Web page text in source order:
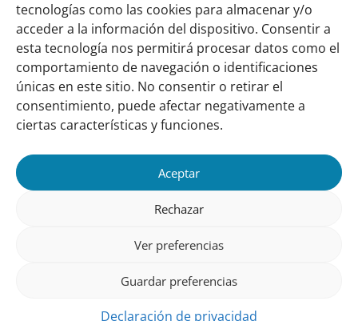
tecnologías como las cookies para almacenar y/o
acceder a la información del dispositivo. Consentir a
esta tecnología nos permitirá procesar datos como el
comportamiento de navegación o identificaciones
únicas en este sitio. No consentir o retirar el
consentimiento, puede afectar negativamente a
ciertas características y funciones.
Aceptar
Rechazar
Ver preferencias
Guardar preferencias
Declaración de privacidad
Publicado
en
el
apartado
Resiliencia comunitariaPublicado
en:
marzo 28, 2014
Links
importantes
Sobre nosotros
Nuestra red
Misión y Visión
Nuestra historia
Conozca a nuestro equipo